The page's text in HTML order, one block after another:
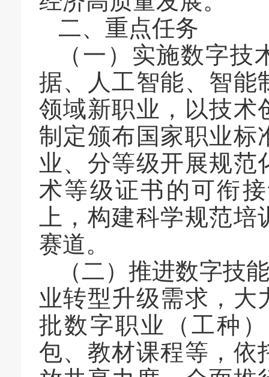
二、重点任务
（一）实施数字
据、人工智能、智能
领域新职业，以技术
制定颁布国家职业标
业、分等级开展规范
术等级证书的可衔
上，构建科学规范
赛道。
（二）推进数字技
业转型升级需求，大
批数字职业（工种
包、教材课程等，依